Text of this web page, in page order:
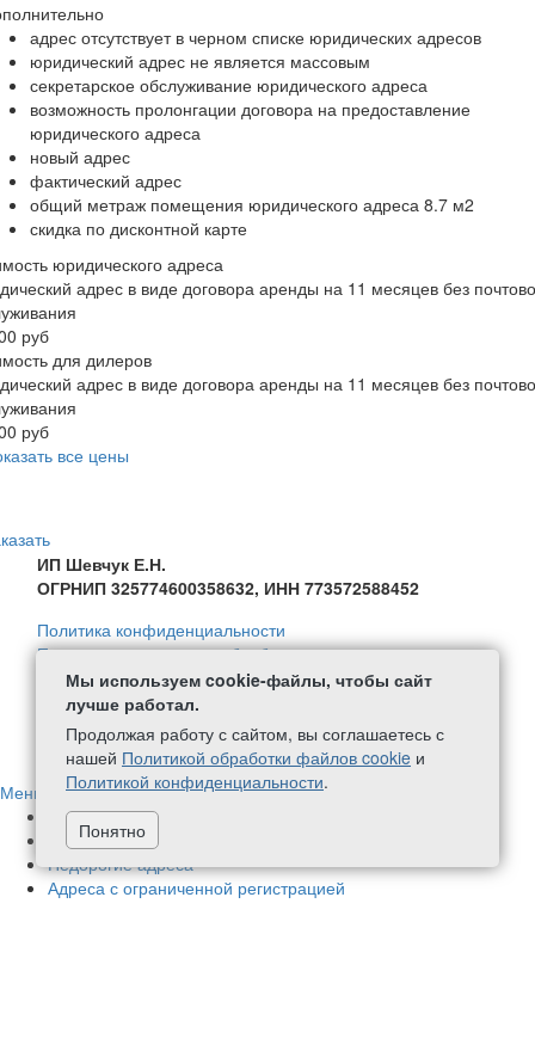
адрес отсутствует в черном списке юридических адресов
юридический адрес не является массовым
секретарское обслуживание юридического адреса
возможность пролонгации договора на предоставление
юридического адреса
новый адрес
фактический адрес
общий метраж помещения юридического адреса 8.7 м2
скидка по дисконтной карте
юридического адреса
адрес в виде договора аренды на 11 месяцев без
руб
для дилеров
адрес в виде договора аренды на 11 месяцев без
руб
все цены
ИП Шевчук Е.Н.
ОГРНИП 325774600358632, ИНН 773572588452
Политика конфиденциальности
Политика в отношении обработки персональных данных
Согласие на обработку персональных данных
Политика обработки файлов Cookie
+7 (499) 111-59-08
написать нам
Меню
Адреса в нашей собственности
Немассовые адреса
Недорогие адреса
Адреса с ограниченной регистрацией
Мы используем cookie-файлы, чтобы сайт
лучше работал.
Продолжая работу с сайтом, вы соглашаетесь с
нашей Политикой обработки файлов cookie и
Политикой конфиденциальности.
Понятно